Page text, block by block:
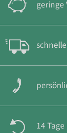
geringe
14